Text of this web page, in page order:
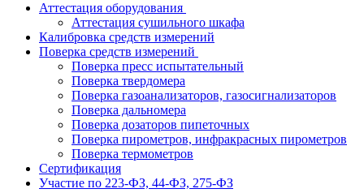
Аттестация оборудования
Аттестация сушильного шкафа
Калибровка средств измерений
Поверка средств измерений
Поверка пресс испытательный
Поверка твердомера
Поверка газоанализаторов, газосигнализаторов
Поверка дальномера
Поверка дозаторов пипеточных
Поверка пирометров, инфракрасных пирометров
Поверка термометров
Сертификация
Участие по 223-ФЗ, 44-ФЗ, 275-ФЗ